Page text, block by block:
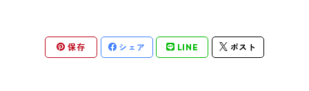
保存 シェア LINE ポスト